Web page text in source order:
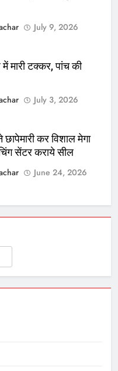
July 9, 2026
मारी टक्कर, पांच की
July 3, 2026
कर विशाल मेगा
सेंटर कराये सील
June 24, 2026